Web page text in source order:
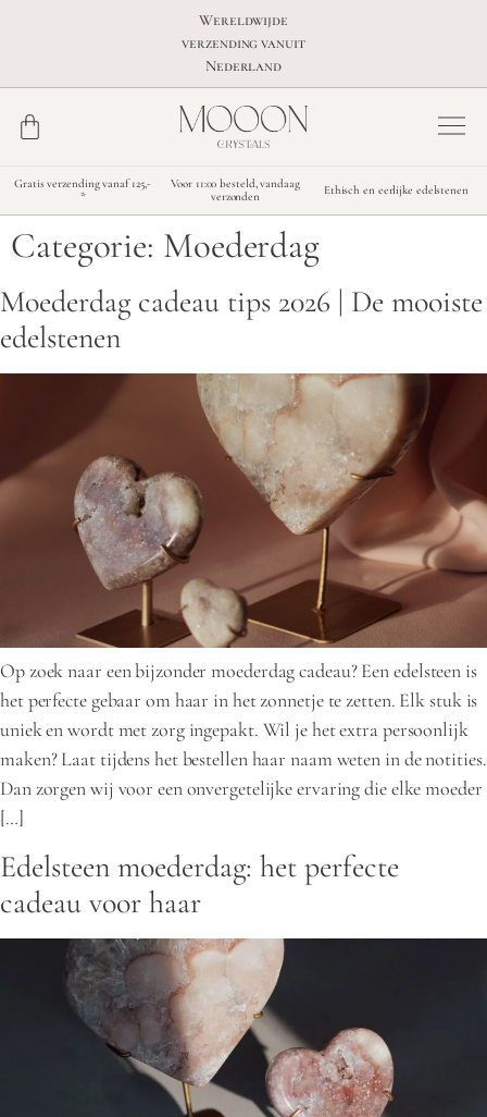
Wereldwijde
verzending vanuit
Nederland
Gratis verzending vanaf 125,-
*
Voor 11:00 besteld, vandaag
verzonden
Ethisch en eerlijke edelstenen
Categorie: Moederdag
Moederdag cadeau tips 2026 | De mooiste
edelstenen
Op zoek naar een bijzonder moederdag cadeau? Een edelsteen is
het perfecte gebaar om haar in het zonnetje te zetten. Elk stuk is
uniek en wordt met zorg ingepakt. Wil je het extra persoonlijk
maken? Laat tijdens het bestellen haar naam weten in de notities.
Dan zorgen wij voor een onvergetelijke ervaring die elke moeder
[…]
Edelsteen moederdag: het perfecte
cadeau voor haar